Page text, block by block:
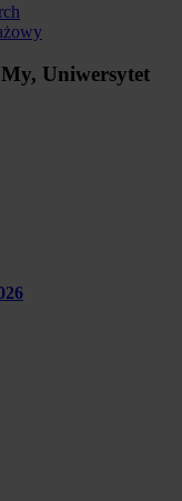
My, Uniwersytet